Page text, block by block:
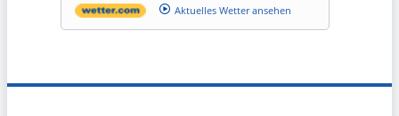
Aktuelles Wetter ansehen